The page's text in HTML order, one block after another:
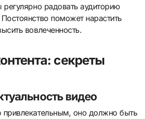
регулярно радовать аудиторию
поможет нарастить
вовлеченность.
секреты
видео
оно должно быть